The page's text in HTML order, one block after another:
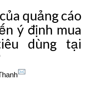
quảng cáo
ý định mua
dùng tại